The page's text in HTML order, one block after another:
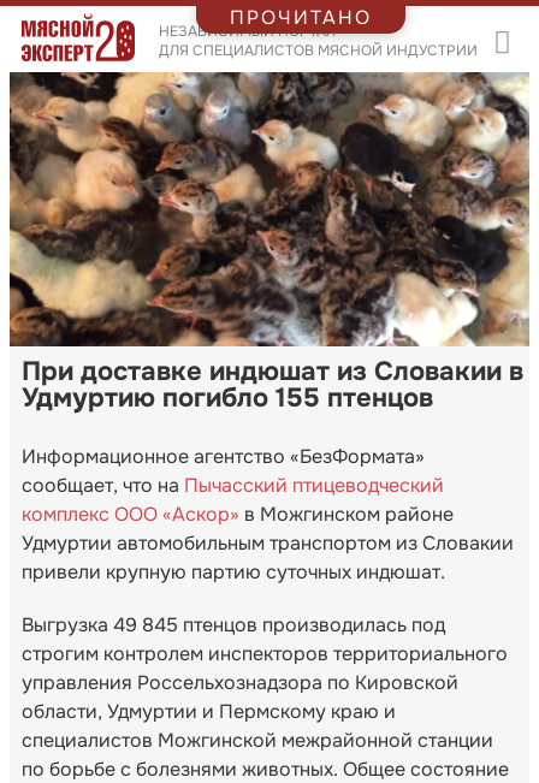
НЕЗАВИСИМЫЙ ПОРТАЛ
ДЛЯ СПЕЦИАЛИСТОВ МЯСНОЙ ИНДУСТРИИ
При доставке индюшат из Словакии в
Удмуртию погибло 155 птенцов
Информационное агентство «БезФормата»
сообщает, что на Пычасский птицеводческий
комплекс ООО «Аскор» в Можгинском районе
Удмуртии автомобильным транспортом из Словакии
привели крупную партию суточных индюшат.
Выгрузка 49 845 птенцов производилась под
строгим контролем инспекторов территориального
управления Россельхознадзора по Кировской
области, Удмуртии и Пермскому краю и
специалистов Можгинской межрайонной станции
по борьбе с болезнями животных. Общее состояние
ПРОЧИТАНО